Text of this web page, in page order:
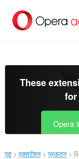
सामग्री
These
Opera
गृह एक्सटेंशन प्रकटन